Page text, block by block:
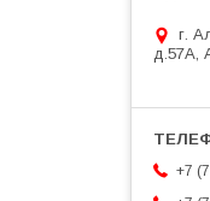
г.
д.57А,
+7